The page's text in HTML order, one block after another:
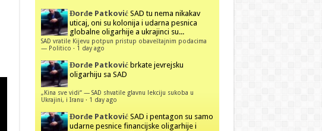
Đorđe Patković SAD tu nema nikakav
uticaj, oni su kolonija i udarna pesnica
globalne oligarhije a ukrajinci su...
SAD vratile Kijevu potpun pristup obaveštajnim podacima
— Politico · 1 day ago
Đorđe Patković brkate jevrejsku
oligarhiju sa SAD
„Kina sve vidi“ — SAD shvatile glavnu lekciju sukoba u
Ukrajini, i Iranu · 1 day ago
Đorđe Patković SAD i pentagon su samo
udarne pesnice financijske oligarhije i